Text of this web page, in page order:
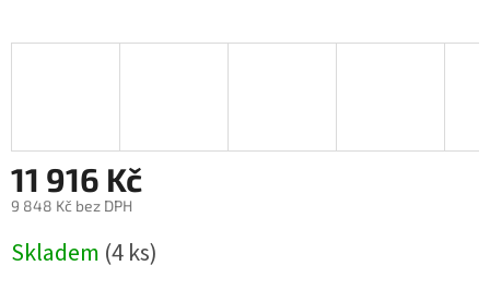
11 916 Kč
9 848 Kč bez DPH
cena:
Skladem (4 ks)